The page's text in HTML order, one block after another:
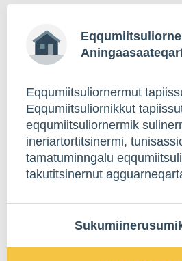
Eqqumiitsuliornermut
Eqqumiitsuliornikkut
eqqumiitsuliornermik
ineriartortitsinermi,
tamatuminngalu
takutitsinernut